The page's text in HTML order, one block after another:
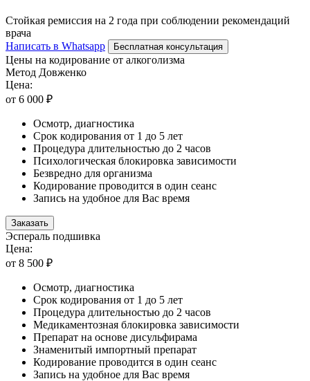
Стойкая ремиссия на 2 года при соблюдении рекомендаций
врача
Написать в Whatsapp
Бесплатная консультация
Цены на кодирование от алкоголизма
Метод Довженко
Цена:
от 6 000 ₽
Осмотр, диагностика
Срок кодирования от 1 до 5 лет
Процедура длительностью до 2 часов
Психологическая блокировка зависимости
Безвредно для организма
Кодирование проводится в один сеанс
Запись на удобное для Вас время
Заказать
Эспераль подшивка
Цена:
от 8 500 ₽
Осмотр, диагностика
Срок кодирования от 1 до 5 лет
Процедура длительностью до 2 часов
Медикаментозная блокировка зависимости
Препарат на основе дисульфирама
Знаменитый импортный препарат
Кодирование проводится в один сеанс
Запись на удобное для Вас время